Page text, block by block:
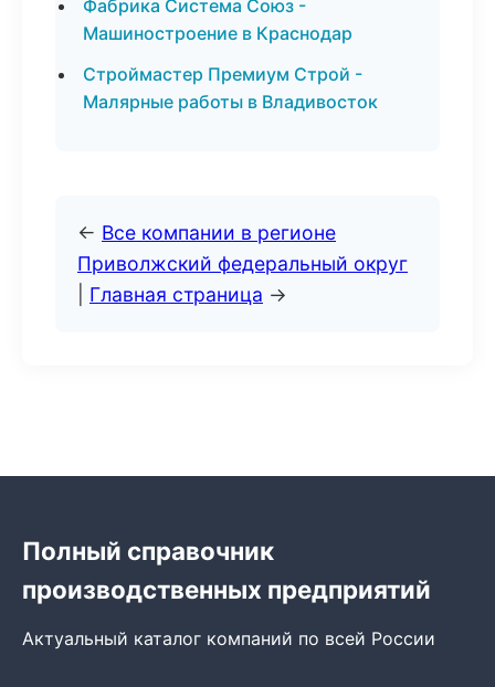
Фабрика Система Союз -
Машиностроение в Краснодар
Строймастер Премиум Строй -
Малярные работы в Владивосток
← Все компании в регионе
Приволжский федеральный округ
Главная страница →
Полный справочник
производственных предприятий
Актуальный каталог компаний по всей России